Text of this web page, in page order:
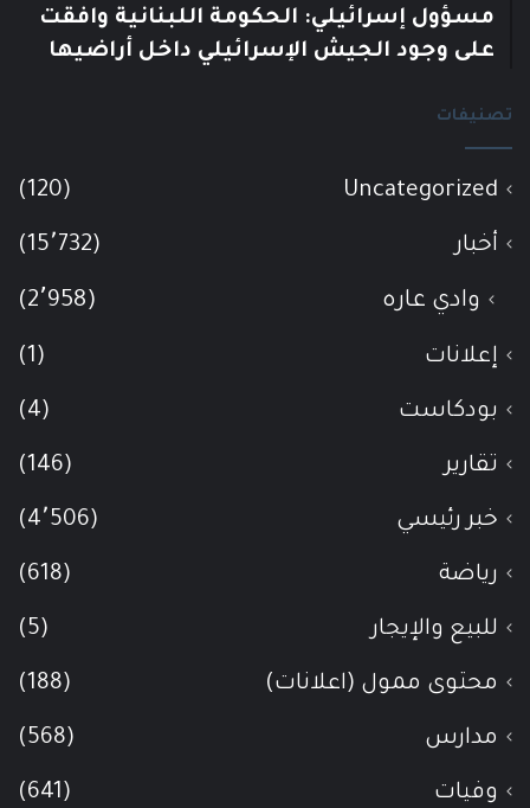
مسؤول إسرائيلي: الحكومة اللبنانية وافقت
على وجود الجيش الإسرائيلي داخل أراضيها
تصنيفات
Uncategorized
(120)
أخبار (15٬732)
وادي عاره (2٬958)
إعلانات (1)
بودكاست (4)
تقارير (146)
خبر رئيسي (4٬506)
رياضة (618)
للبيع والإيجار (5)
محتوى ممول (اعلانات) (188)
مدارس (568)
وفيات (641)